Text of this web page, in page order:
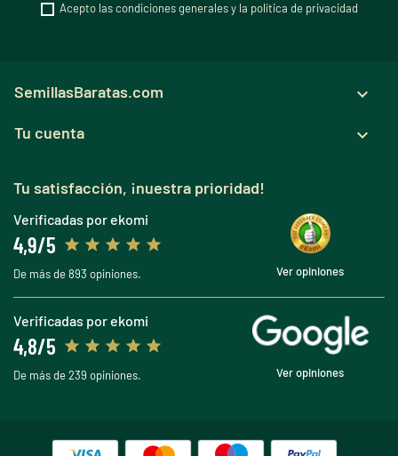
Acepto las condiciones generales y la política de privacidad
SemillasBaratas.com 
Tu cuenta 
Tu satisfacción, ¡nuestra prioridad!
Verificadas por ekomi
4,9/5
De más de 893 opiniones. Ver opiniones
Verificadas por ekomi
4,8/5
De más de 239 opiniones. Ver opiniones